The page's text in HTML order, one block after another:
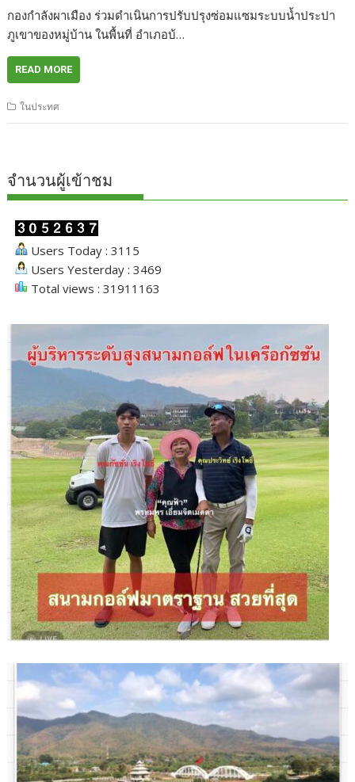
กองกำลังผาเมือง ร่วมดำเนินการปรับปรุงซ่อมแซมระบบน้ำประปา
ภูเขาของหมู่บ้าน ในพื้นที่ อำเภอบ้…
READ MORE
ในประทศ
จำนวนผู้เข้าชม
Users Today : 3115
Users Yesterday : 3469
Total views : 31911163